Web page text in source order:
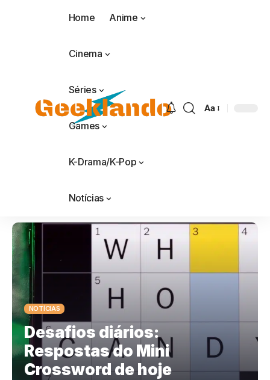
Home Anime
Cinema
Séries
Games
K-Drama/K-Pop
Notícias
Aa
NOTÍCIAS
Desafios diários:
Respostas do Mini
Crossword de hoje